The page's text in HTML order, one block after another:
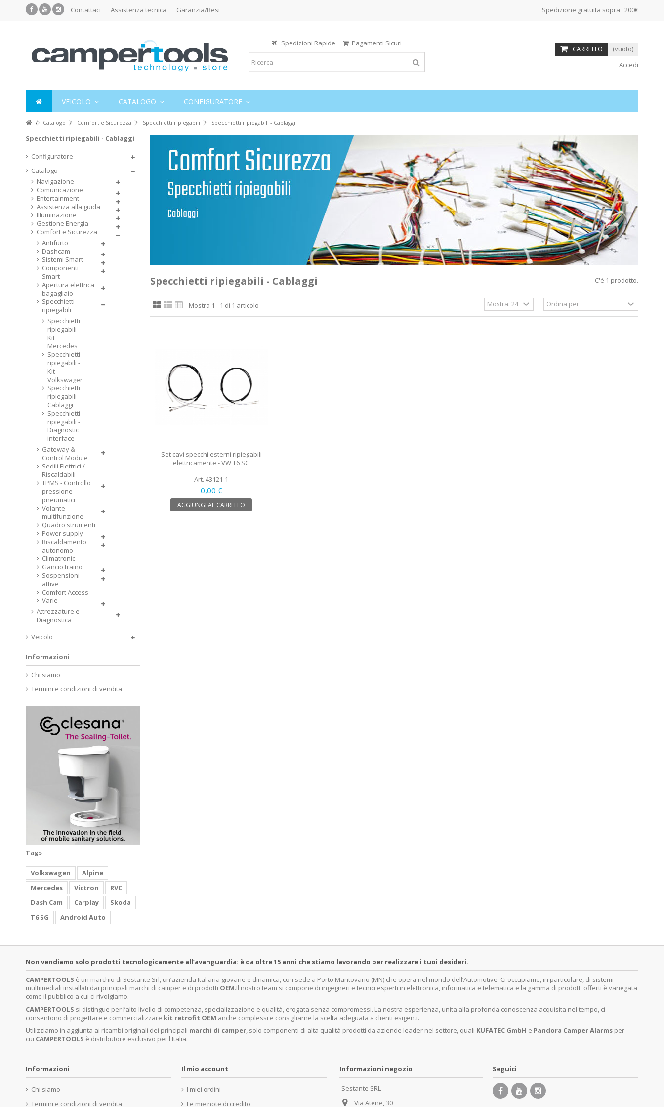
Contattaci Assistenza tecnica Garanzia/Resi Spedizione gratuita sopra i 200€
Spedizioni Rapide Pagamenti Sicuri
CARRELLO
(vuoto)
Accedi
VEICOLO CATALOGO CONFIGURATORE
Catalogo Comfort e Sicurezza Specchietti ripiegabili Specchietti ripiegabili - Cablaggi
Specchietti ripiegabili - Cablaggi C'è 1 prodotto.
Mostra 1 - 1 di 1 articolo
Set cavi specchi esterni ripiegabili
elettricamente - VW T6 SG
Art. 43121-1
0,00 €
AGGIUNGI AL CARRELLO
Specchietti ripiegabili - Cablaggi
Configuratore
Catalogo
Navigazione
Comunicazione
Entertainment
Assistenza alla guida
Illuminazione
Gestione Energia
Comfort e Sicurezza
Antifurto
Dashcam
Sistemi Smart
Componenti
Smart
Apertura elettrica
bagagliaio
Specchietti
ripiegabili
Specchietti
ripiegabili -
Kit
Mercedes
Specchietti
ripiegabili -
Kit
Volkswagen
Specchietti
ripiegabili -
Cablaggi
Specchietti
ripiegabili -
Diagnostic
interface
Gateway &
Control Module
Sedili Elettrici /
Riscaldabili
TPMS - Controllo
pressione
pneumatici
Volante
multifunzione
Quadro strumenti
Power supply
Riscaldamento
autonomo
Climatronic
Gancio traino
Sospensioni
attive
Comfort Access
Varie
Attrezzature e
Diagnostica
Veicolo
Informazioni
Chi siamo
Termini e condizioni di vendita
Tags
Volkswagen
Alpine
Mercedes
Victron
RVC
Dash Cam
Carplay
Skoda
T6 SG
Android Auto
Non vendiamo solo prodotti tecnologicamente all’avanguardia: è da oltre 15 anni che stiamo lavorando per realizzare i tuoi desideri.
CAMPERTOOLS è un marchio di Sestante Srl, un’azienda Italiana giovane e dinamica, con sede a Porto Mantovano (MN) che opera nel mondo dell’Automotive. Ci occupiamo, in particolare, di sistemi
multimediali installati dai principali marchi di camper e di prodotti OEM.Il nostro team si compone di ingegneri e tecnici esperti in elettronica, informatica e telematica e la gamma di prodotti offerti è variegata
come il pubblico a cui ci rivolgiamo.
CAMPERTOOLS si distingue per l’alto livello di competenza, specializzazione e qualità, erogata senza compromessi. La nostra esperienza, unita alla profonda conoscenza acquisita nel tempo, ci
consentono di progettare e commercializzare kit retrofit OEM anche complessi e consigliarne la scelta adeguata a clienti esigenti.
Utilizziamo in aggiunta ai ricambi originali dei principali marchi di camper, solo componenti di alta qualità prodotti da aziende leader nel settore, quali KUFATEC GmbH e Pandora Camper Alarms per
cui CAMPERTOOLS è distributore esclusivo per l'Italia.
Informazioni
Chi siamo
Termini e condizioni di vendita
Il mio account
I miei ordini
Le mie note di credito
Informazioni negozio
Sestante SRL
Via Atene, 30
Seguici